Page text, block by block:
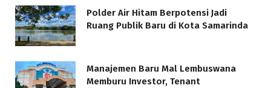
Polder Air Hitam Berpotensi Jadi
Ruang Publik Baru di Kota Samarinda
Manajemen Baru Mal Lembuswana
Memburu Investor, Tenant